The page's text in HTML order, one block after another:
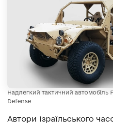
Надлегкий тактичний автомобіль
Defense
Автори ізраїльського